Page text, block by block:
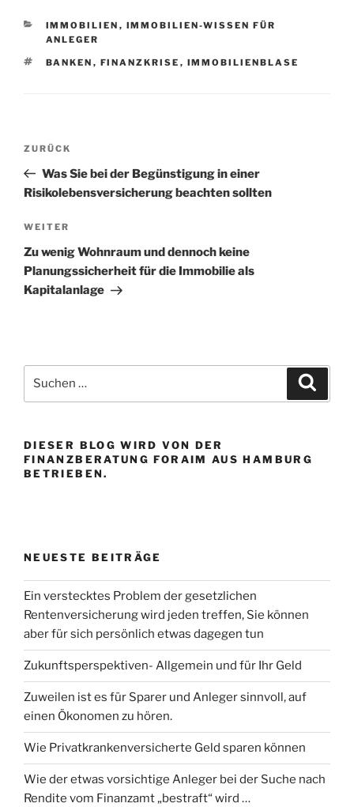
KATEGORIEN
IMMOBILIEN , IMMOBILIEN-WISSEN FÜR
ANLEGER
SCHLAGWÖRTER
BANKEN , FINANZKRISE , IMMOBILIENBLASE
Beitragsnavigation
Vorheriger
Beitrag
ZURÜCK
Was Sie bei der Begünstigung in einer
Risikolebensversicherung beachten sollten
Nächster
Beitrag
WEITER
Zu wenig Wohnraum und dennoch keine
Planungssicherheit für die Immobilie als
Kapitalanlage
nach:
DIESER BLOG WIRD VON DER
FINANZBERATUNG FORAIM AUS HAMBURG
BETRIEBEN.
NEUESTE BEITRÄGE
Ein verstecktes Problem der gesetzlichen
Rentenversicherung wird jeden treffen, Sie können
aber für sich persönlich etwas dagegen tun
Zukunftsperspektiven- Allgemein und für Ihr Geld
Zuweilen ist es für Sparer und Anleger sinnvoll, auf
einen Ökonomen zu hören.
Wie Privatkrankenversicherte Geld sparen können
Wie der etwas vorsichtige Anleger bei der Suche nach
Rendite vom Finanzamt „bestraft“ wird …